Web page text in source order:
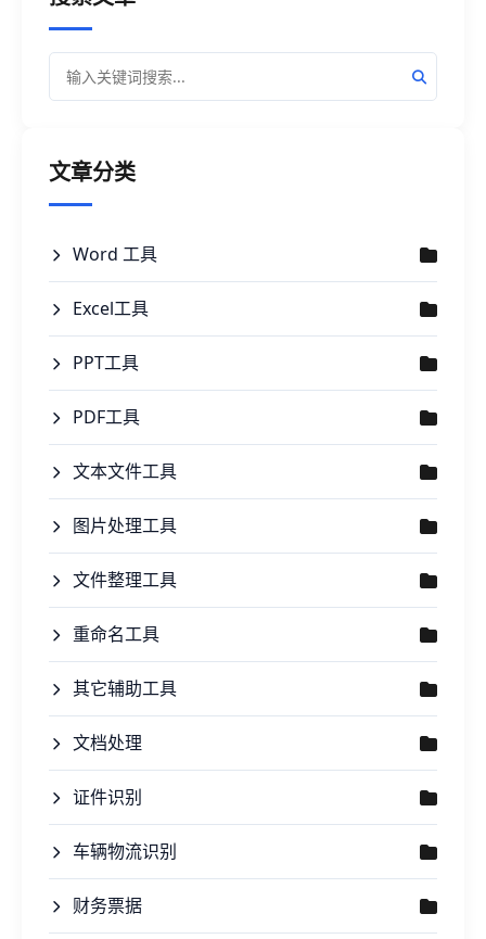
文章分类
Word 工具
Excel工具
PPT工具
PDF工具
文本文件工具
图片处理工具
文件整理工具
重命名工具
其它辅助工具
文档处理
证件识别
车辆物流识别
财务票据